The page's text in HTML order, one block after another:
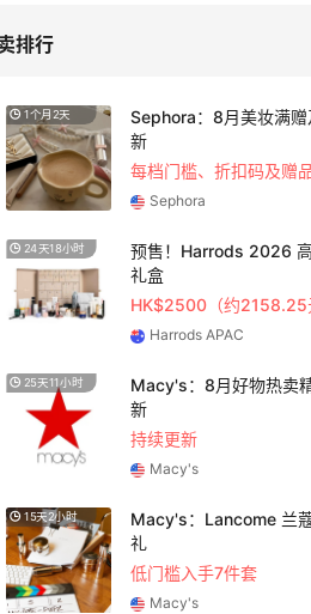
排行
1个月2天
Sephora：8月美妆满
新
每档门槛、折扣码及赠
Sephora
24天18小时
预售！Harrods 2026
礼盒
HK$2500（约2158.25
Harrods APAC
25天11小时
Macy's：8月好物热卖
新
持续更新
Macy's
15天2小时
Macy's：Lancome 兰
礼
低门槛入手7件套
Macy's